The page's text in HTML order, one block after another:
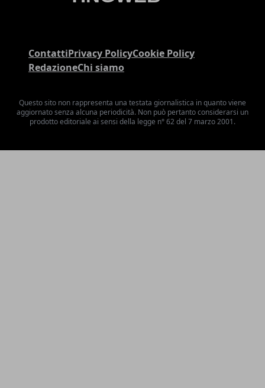
ContattiPrivacy PolicyCookie Policy
RedazioneChi siamo
Questo sito non rappresenta una testata giornalistica in quanto viene
aggiornato senza alcuna periodicità. Non può pertanto considerarsi un
prodotto editoriale ai sensi della legge n° 62 del 7 marzo 2001.